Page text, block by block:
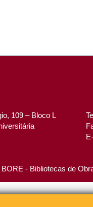
109 – Bloco L
- Bibliotecas de